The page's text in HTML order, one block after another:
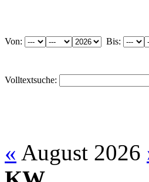
Von: Bis:
Volltextsuche:
« August 2026